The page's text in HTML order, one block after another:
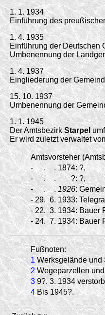
1. 1. 1934
Einführung des
1. 4. 1935
Einführung der Deutschen
Umbenennung der
1. 4. 1937
Eingliederung der
15. 10. 1937
Umbenennung der
1. 1. 1945
Der AmtsbezirkStarpel
Er wird zuletzt verwaltet
Amtsvorsteher
-
. . 1874: ?,
-
. . ?: ?,
-
. . 1926:
- 29. 6. 1933:
- 22. 3. 1934: Bauer
- 24. 7. 1934: Bauer
Fußnoten:
1 Werksgelände
2 Wegeparzellen
3 9?. 3. 1934
4 Bis 1945?.